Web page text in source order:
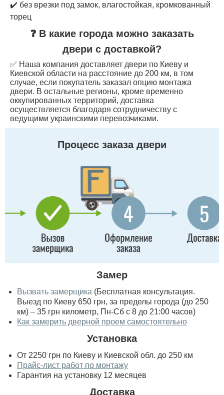
✔️ без врезки под замок, влагостойкая, кромкованный
торец
❓ В какие города можно заказать
двери с доставкой?
✅ Наша компания доставляет двери по Киеву и
Киевской области на расстояние до 200 км, в том
случае, если покупатель заказал опцию монтажа
двери. В остальные регионы, кроме временно
оккупированных территорий, доставка
осуществляется благодаря сотрудничеству с
ведущими украинскими перевозчиками.
Процесс заказа двери
Замер
Вызвать замерщика (Бесплатная консультация.
Выезд по Киеву 650 грн, за пределы города (до 250
км) – 35 грн километр, Пн-Сб с 8 до 21:00 часов)
Как замерить дверной проем самостоятельно
Установка
От 2250 грн по Киеву и Киевской обл. до 250 км
Прайс-лист работ по монтажу
Гарантия на установку 12 месяцев
Доставка